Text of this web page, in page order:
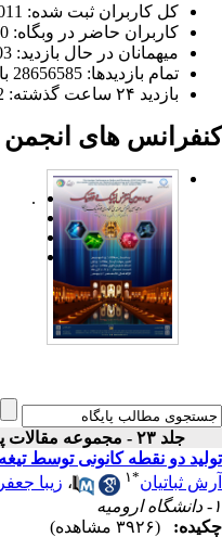
کل کاربران ثبت شده: 2011 کاربر
کاربران حاضر در وبگاه: 0 کاربر
میهمانان در حال بازدید: 203 کاربر
تمام بازدید‌ها: 28656585 بازدید
بازدید ۲۴ ساعت گذشته: 31102 بازدید
کنفرانس های انجمن
.
جلد ۲۳ - مجموعه مقالات پذیرفته و ارائه شده در بیست و سومین کنفرانس اپتیک و فوتونیک ایران
تولید دو نقطه کانونی توسط
آرش ثباتیان*۱ ، زیبا
۱- دانشگاه ارومیه
چکیده:
(۳۹۲۶ مشاهده)